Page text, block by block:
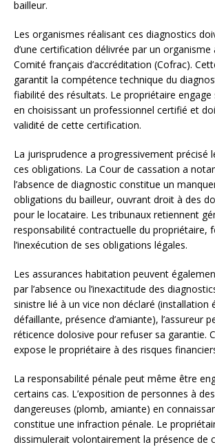
bailleur.
Les organismes réalisant ces diagnostics
d’une certification délivrée par un organisme
Comité français d’accréditation (Cofrac).
garantit la compétence technique du
fiabilité des résultats. Le propriétaire engage
en choisissant un professionnel certifié et
validité de cette certification.
La jurisprudence a progressivement précisé
ces obligations. La Cour de cassation a
l’absence de diagnostic constitue un
obligations du bailleur, ouvrant droit à des
pour le locataire. Les tribunaux retiennent
responsabilité contractuelle du propriétaire,
l’inexécution de ses obligations légales.
Les assurances habitation peuvent
par l’absence ou l’inexactitude des
sinistre lié à un vice non déclaré (installation
défaillante, présence d’amiante), l’assureur
réticence dolosive pour refuser sa garantie.
expose le propriétaire à des risques
La responsabilité pénale peut même être
certains cas. L’exposition de personnes à
dangereuses (plomb, amiante) en
constitue une infraction pénale. Le
dissimulerait volontairement la présence de